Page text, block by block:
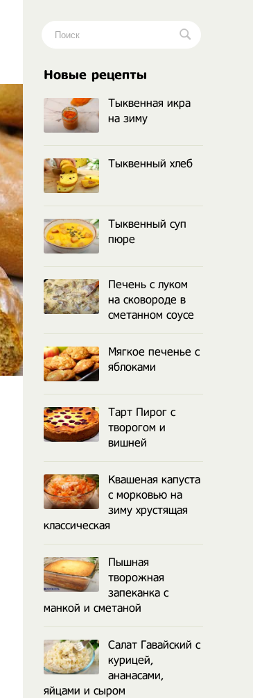
Новые рецепты
Тыквенная икра
на зиму
Тыквенный хлеб
Тыквенный суп
пюре
Печень с луком
на сковороде в
сметанном соусе
Мягкое печенье с
яблоками
Тарт Пирог с
творогом и
вишней
Квашеная капуста
с морковью на
зиму хрустящая
классическая
Пышная
творожная
запеканка с
манкой и сметаной
Салат Гавайский с
курицей,
ананасами,
яйцами и сыром